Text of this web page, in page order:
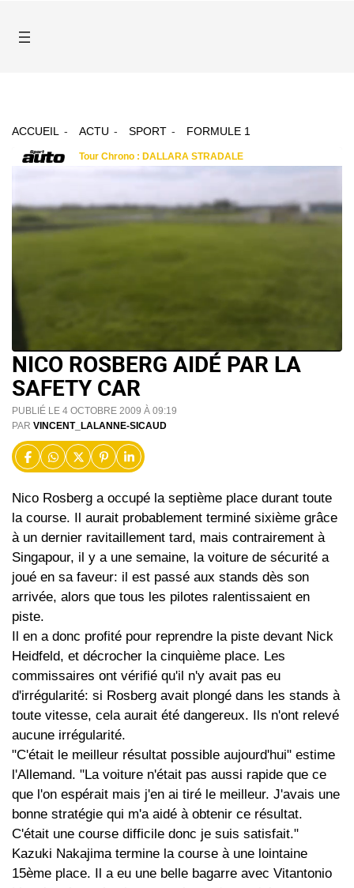
ACCUEIL ACTU SPORT FORMULE 1
NICO ROSBERG AIDÉ PAR LA
SAFETY CAR
PUBLIÉ LE 4 OCTOBRE 2009 À 09:19
PAR VINCENT_LALANNE-SICAUD
Nico Rosberg a occupé la septième place durant toute
la course. Il aurait probablement terminé sixième grâce
à un dernier ravitaillement tard, mais contrairement à
Singapour, il y a une semaine, la voiture de sécurité a
joué en sa faveur: il est passé aux stands dès son
arrivée, alors que tous les pilotes ralentissaient en
piste.
Il en a donc profité pour reprendre la piste devant Nick
Heidfeld, et décrocher la cinquième place. Les
commissaires ont vérifié qu'il n'y avait pas eu
d'irrégularité: si Rosberg avait plongé dans les stands à
toute vitesse, cela aurait été dangereux. Ils n'ont relevé
aucune irrégularité.
"C'était le meilleur résultat possible aujourd'hui" estime
l'Allemand. "La voiture n'était pas aussi rapide que ce
que l'on espérait mais j'en ai tiré le meilleur. J'avais une
bonne stratégie qui m'a aidé à obtenir ce résultat.
C'était une course difficile donc je suis satisfait."
Kazuki Nakajima termine la course à une lointaine
15ème place. Il a eu une belle bagarre avec Vitantonio